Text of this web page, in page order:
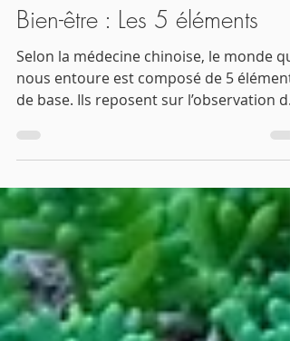
GreenAum
Bien-être : Les 5 éléments
nous entoure est composé de 5 éléments
de base. Ils reposent sur l’observation de
la nature et...